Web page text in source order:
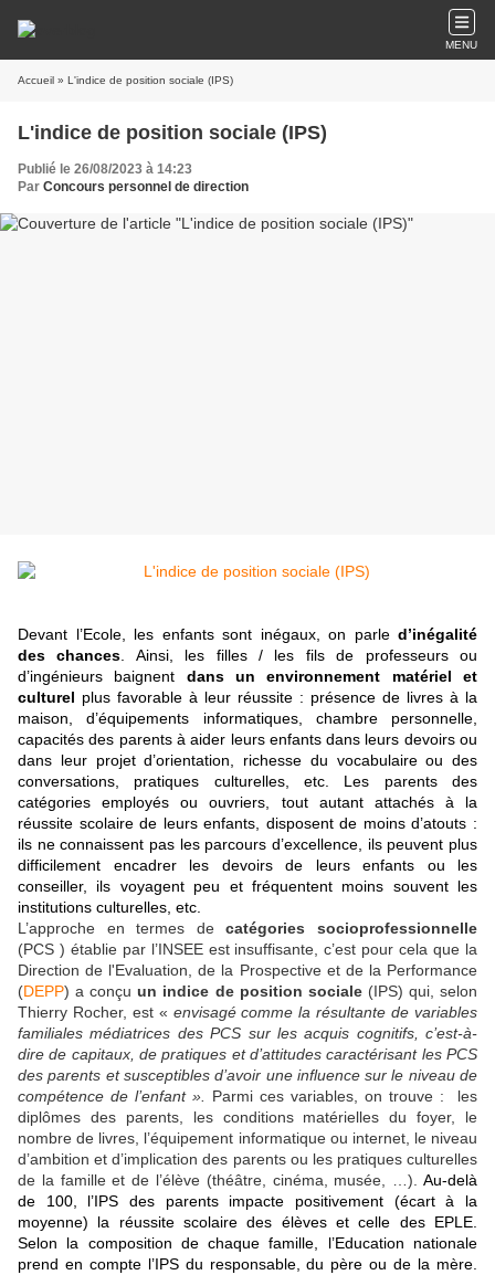
MENU
Accueil » L'indice de position sociale (IPS)
L'indice de position sociale (IPS)
Publié le 26/08/2023 à 14:23
Par Concours personnel de direction
Devant l’Ecole, les enfants sont inégaux, on parle d’inégalité
des chances . Ainsi, les filles / les fils de professeurs ou
d’ingénieurs baignent dans un environnement matériel et
culturel plus favorable à leur réussite : présence de livres à la
maison, d’équipements informatiques, chambre personnelle,
capacités des parents à aider leurs enfants dans leurs devoirs ou
dans leur projet d’orientation, richesse du vocabulaire ou des
conversations, pratiques culturelles, etc. Les parents des
catégories employés ou ouvriers, tout autant attachés à la
réussite scolaire de leurs enfants, disposent de moins d’atouts :
ils ne connaissent pas les parcours d’excellence, ils peuvent plus
difficilement encadrer les devoirs de leurs enfants ou les
conseiller, ils voyagent peu et fréquentent moins souvent les
institutions culturelles, etc.
L’approche en termes decatégories socioprofessionnelle
(PCS ) établie par l’INSEE est insuffisante, c’est pour cela que la
Direction de l'Evaluation, de la Prospective et de la Performance
(DEPP) a conçuun indice de position sociale(IPS) qui, selon
Thierry Rocher, est « envisagé comme la résultante de variables
familiales médiatrices des PCS sur les acquis cognitifs, c’est-à-
dire de capitaux, de pratiques et d’attitudes caractérisant les PCS
des parents et susceptibles d’avoir une influence sur le niveau de
compétence de l’enfant ». Parmi ces variables, on trouve : les
diplômes des parents, les conditions matérielles du foyer, le
nombre de livres, l’équipement informatique ou internet, le niveau
d’ambition et d’implication des parents ou les pratiques culturelles
de la famille et de l’élève (théâtre, cinéma, musée, …). Au-delà
de 100, l’IPS des parents impacte positivement (écart à la
moyenne) la réussite scolaire des élèves et celle des EPLE.
Selon la composition de chaque famille, l’Education nationale
prend en compte l’IPS du responsable, du père ou de la mère.